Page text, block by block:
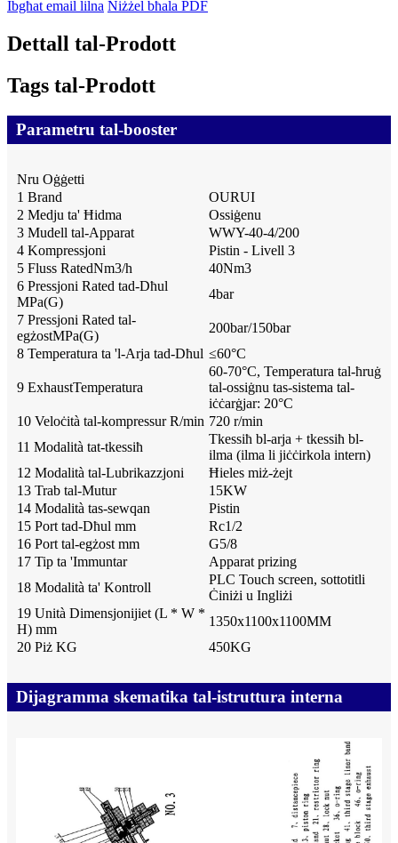
Ibgħat email lilna Niżżel bħala PDF
Dettall tal-Prodott
Tags tal-Prodott
Parametru tal-booster
Nru Oġġetti
1 Brand
OURUI
2 Medju ta' Ħidma
Ossiġenu
3 Mudell tal-Apparat
WWY-40-4/200
4 Kompressjoni
Pistin - Livell 3
5 Fluss RatedNm3/h
40Nm3
6 Pressjoni Rated tad-Dħul
MPa(G)
4bar
7 Pressjoni Rated tal-
egżostMPa(G)
200bar/150bar
8 Temperatura ta 'l-Arja tad-Dħul ≤60°C
9 ExhaustTemperatura
60-70°C, Temperatura tal-ħruġ
tal-ossiġnu tas-sistema tal-
iċċarġjar: 20°C
10 Veloċità tal-kompressur R/min 720 r/min
11 Modalità tat-tkessiħ
Tkessiħ bl-arja + tkessiħ bl-
ilma (ilma li jiċċirkola intern)
12 Modalità tal-Lubrikazzjoni
Ħieles miż-żejt
13 Trab tal-Mutur
15KW
14 Modalità tas-sewqan
Pistin
15 Port tad-Dħul mm
Rc1/2
16 Port tal-egżost mm
G5/8
17 Tip ta 'Immuntar
Apparat prizing
18 Modalità ta' Kontroll
PLC Touch screen, sottotitli
Ċiniżi u Ingliżi
19 Unità Dimensjonijiet (L * W *
H) mm
1350x1100x1100MM
20 Piż KG
450KG
Dijagramma skematika tal-istruttura interna